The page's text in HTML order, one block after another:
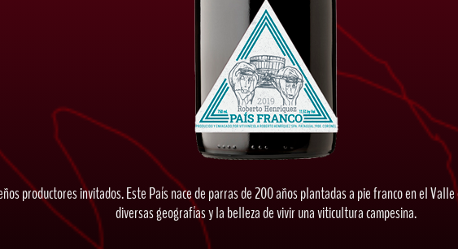
productores invitados. Este País nace de parras de 200 años plantadas a pie franco en el
diversas geografías y la belleza de vivir una viticultura campesina.